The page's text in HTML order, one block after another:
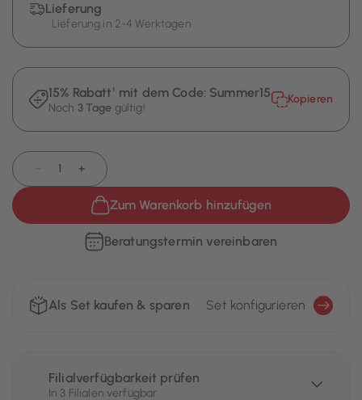
Lieferung
Lieferung in 2-4 Werktagen
15% Rabatt¹ mit dem Code: Summer15
Noch 3 Tage gültig!
Kopieren
+
Zum Warenkorb hinzufügen
Beratungstermin vereinbaren
Als Set kaufen & sparen Set konfigurieren
Filialverfügbarkeit prüfen
In 3 Filialen verfügbar